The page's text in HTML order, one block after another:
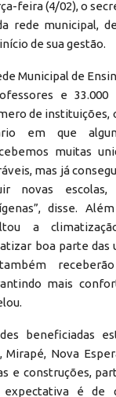
feira (4/02), o
rede municipal,
de sua gestão.
Municipal de
e 33.000
de instituições,
em que
muitas
mas já
novas escolas,
disse.
a
boa parte das
mais
beneficiadas
Mirapé, Nova
e construções,
é de